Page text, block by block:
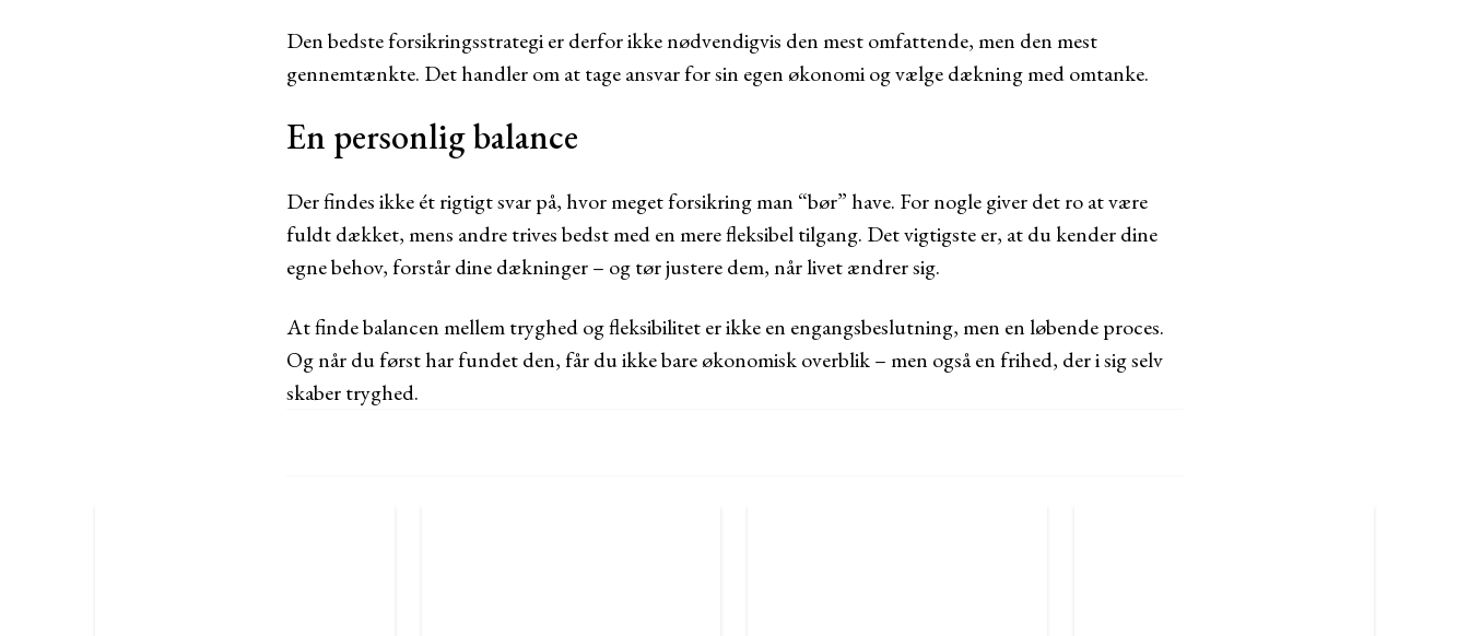
Den bedste forsikringsstrategi er derfor ikke nødvendigvis den mest omfattende, men den mest
gennemtænkte. Det handler om at tage ansvar for sin egen økonomi og vælge dækning med omtanke.
En personlig balance
Der findes ikke ét rigtigt svar på, hvor meget forsikring man “bør” have. For nogle giver det ro at være
fuldt dækket, mens andre trives bedst med en mere fleksibel tilgang. Det vigtigste er, at du kender dine
egne behov, forstår dine dækninger – og tør justere dem, når livet ændrer sig.
At finde balancen mellem tryghed og fleksibilitet er ikke en engangsbeslutning, men en løbende proces.
Og når du først har fundet den, får du ikke bare økonomisk overblik – men også en frihed, der i sig selv
skaber tryghed.